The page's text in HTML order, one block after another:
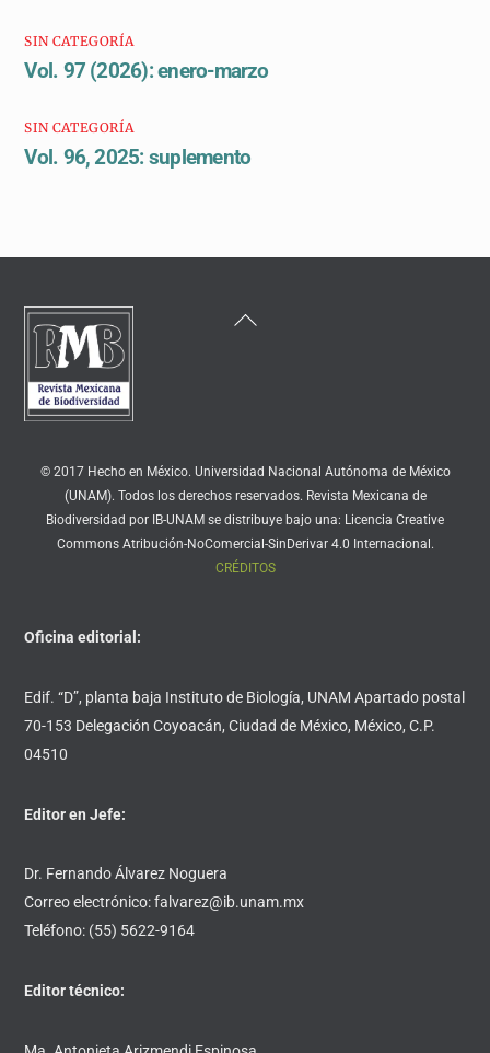
SIN CATEGORÍA
Vol. 97 (2026): enero-marzo
SIN CATEGORÍA
Vol. 96, 2025: suplemento
Back
© 2017 Hecho en México. Universidad Nacional Autónoma de México
(UNAM). Todos los derechos reservados. Revista Mexicana de
Biodiversidad por IB-UNAM se distribuye bajo una: Licencia Creative
Commons Atribución-NoComercial-SinDerivar 4.0 Internacional.
CRÉDITOS
Oficina editorial:
Edif. “D”, planta baja Instituto de Biología, UNAM Apartado postal
70-153 Delegación Coyoacán, Ciudad de México, México, C.P.
04510
Editor en Jefe:
Dr. Fernando Álvarez Noguera
Correo electrónico: falvarez@ib.unam.mx
Teléfono: (55) 5622-9164
Editor técnico: